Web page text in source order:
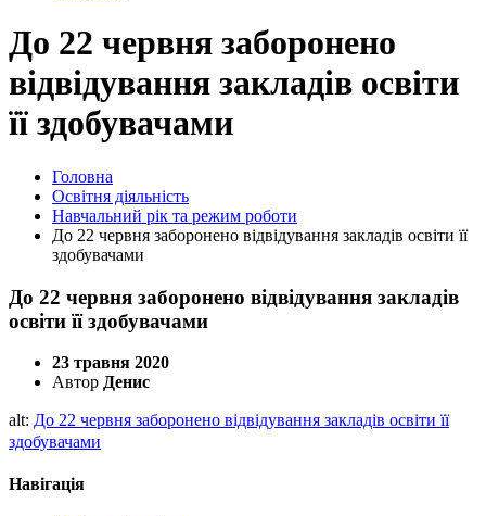
До 22 червня заборонено
відвідування закладів освіти
її здобувачами
Головна
Освітня діяльність
Навчальний рік та режим роботи
До 22 червня заборонено відвідування закладів освіти її
здобувачами
До 22 червня заборонено відвідування закладів
освіти її здобувачами
23 травня 2020
Автор Денис
alt: До 22 червня заборонено відвідування закладів освіти її
здобувачами
Навігація